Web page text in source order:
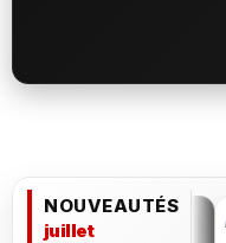
NOUVEAUTÉS
juillet